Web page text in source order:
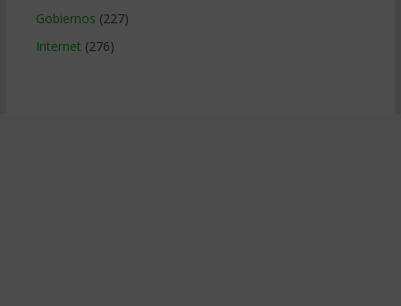
Gobiernos (227)
Internet (276)